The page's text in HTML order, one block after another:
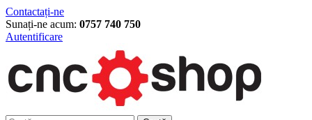
Contactați-ne
Sunați-ne acum: 0757 740 750
Autentificare